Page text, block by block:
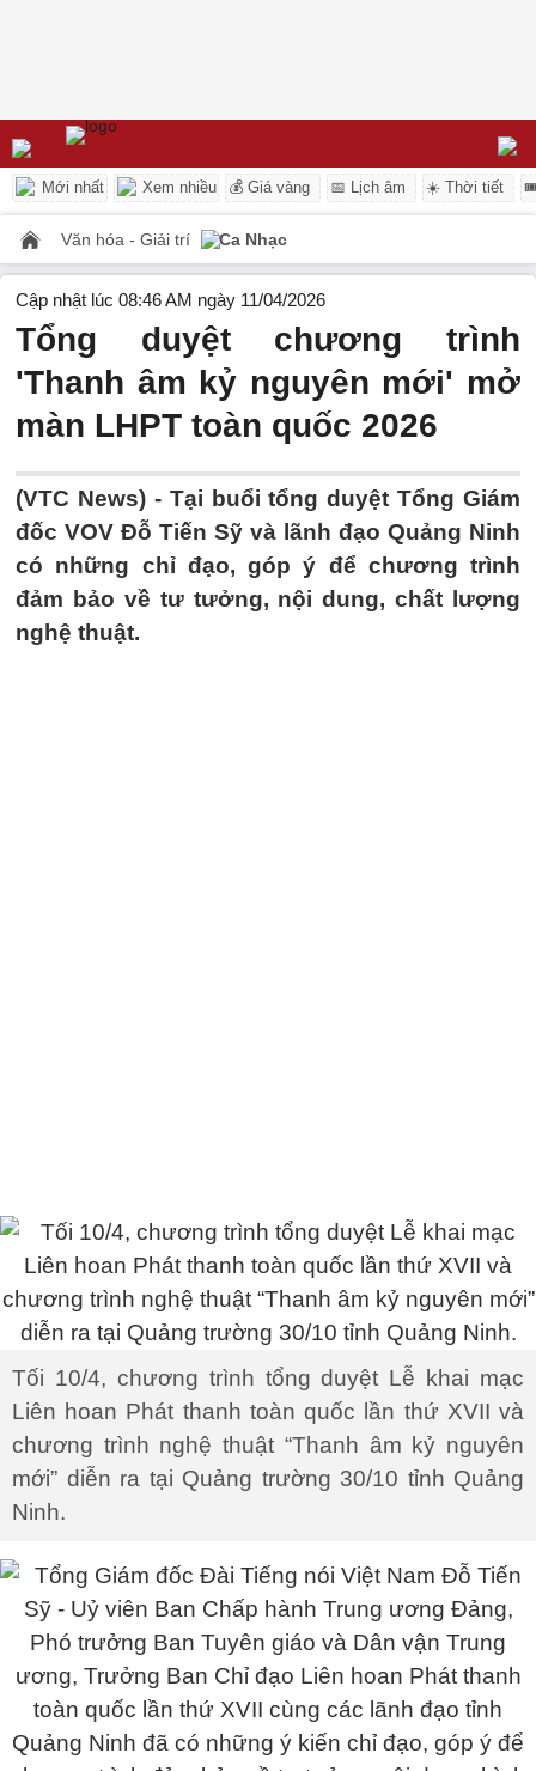
Mới nhất Xem nhiều 💰 Giá vàng 📅 Lịch âm ☀️ Thời tiết
Văn hóa - Giải trí Ca Nhạc
Cập nhật lúc 08:46 AM ngày 11/04/2026
Tổng duyệt chương trình
'Thanh âm kỷ nguyên mới' mở
màn LHPT toàn quốc 2026
(VTC News) - Tại buổi tổng duyệt Tổng Giám
đốc VOV Đỗ Tiến Sỹ và lãnh đạo Quảng Ninh
có những chỉ đạo, góp ý để chương trình
đảm bảo về tư tưởng, nội dung, chất lượng
nghệ thuật.
Tối 10/4, chương trình tổng duyệt Lễ khai mạc
Liên hoan Phát thanh toàn quốc lần thứ XVII và
chương trình nghệ thuật “Thanh âm kỷ nguyên
mới” diễn ra tại Quảng trường 30/10 tỉnh Quảng
Ninh.